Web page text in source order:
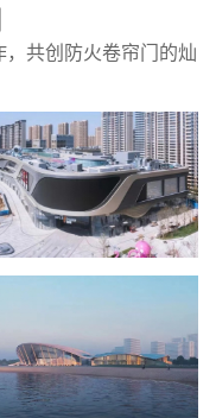
共创防火卷帘门的灿